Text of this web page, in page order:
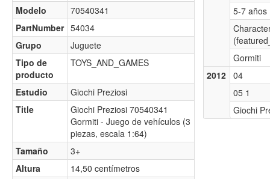
Modelo
70540341
PartNumber 54034
Grupo
Juguete
Tipo de
producto
TOYS_AND_GAMES
Estudio
Giochi Preziosi
Title
Giochi Preziosi 70540341
Gormiti - Juego de vehículos (3
piezas, escala 1:64)
Tamaño
3+
Altura
14,50 centímetros
5-7 años
Gormiti
2012
04
05 1
Giochi